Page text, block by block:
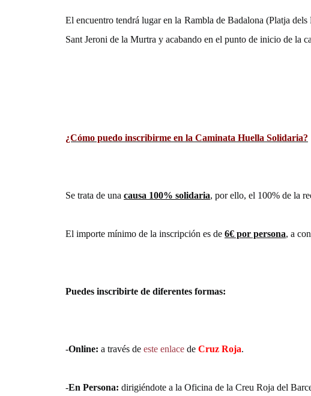
El encuentro tendrá lugar en la Rambla de Badalona (Platja
Sant Jeroni de la Murtra y acabando en el punto de inicio de la
¿Cómo puedo inscribirme en la Caminata Huella Solidaria?
Se trata de una causa 100% solidaria, por ello, el 100% de la
El importe mínimo de la inscripción es de 6€ por persona, a
Puedes inscribirte de diferentes formas:
-Online: a través de este enlace de Cruz Roja.
-En Persona: dirigiéndote a la Oficina de la Creu Roja del